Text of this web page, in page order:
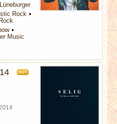
Rock
Music
HOT